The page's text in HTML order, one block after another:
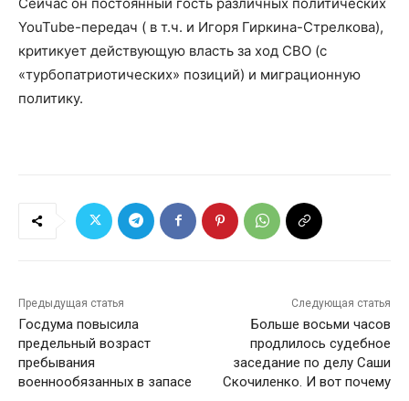
YouTube-передач ( в т.ч. и Игоря Гиркина-Стрелкова),
критикует действующую власть за ход СВО (с
«турбопатриотических» позиций) и миграционную
политику.
Предыдущая статья
Госдума повысила
предельный возраст
пребывания
военнообязанных в запасе
Следующая статья
Больше восьми часов
продлилось судебное
заседание по делу Саши
Скочиленко. И вот почему